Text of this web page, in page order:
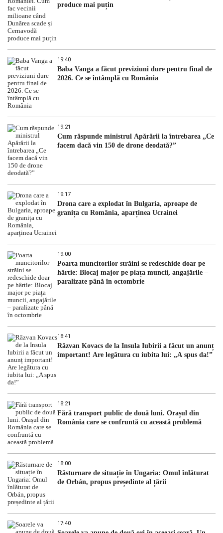
produce mai puțin
19:40
Baba Vanga a făcut previziuni dure pentru final de
2026. Ce se întâmplă cu România
19:21
Cum răspunde ministrul Apărării la întrebarea „Ce
facem dacă vin 150 de drone deodată?”
19:17
Drona care a explodat în Bulgaria, aproape de
granița cu România, aparținea Ucrainei
19:00
Poarta muncitorilor străini se redeschide doar pe
hârtie: Blocaj major pe piața muncii, angajările –
paralizate până în octombrie
18:41
Răzvan Kovacs de la Insula Iubirii a făcut un anunț
important! Are legătura cu iubita lui: „A spus da!”
18:21
Fără transport public de două luni. Orașul din
România care se confruntă cu această problemă
18:00
Răsturnare de situație în Ungaria: Omul înlăturat
de Orbán, propus președinte al țării
17:40